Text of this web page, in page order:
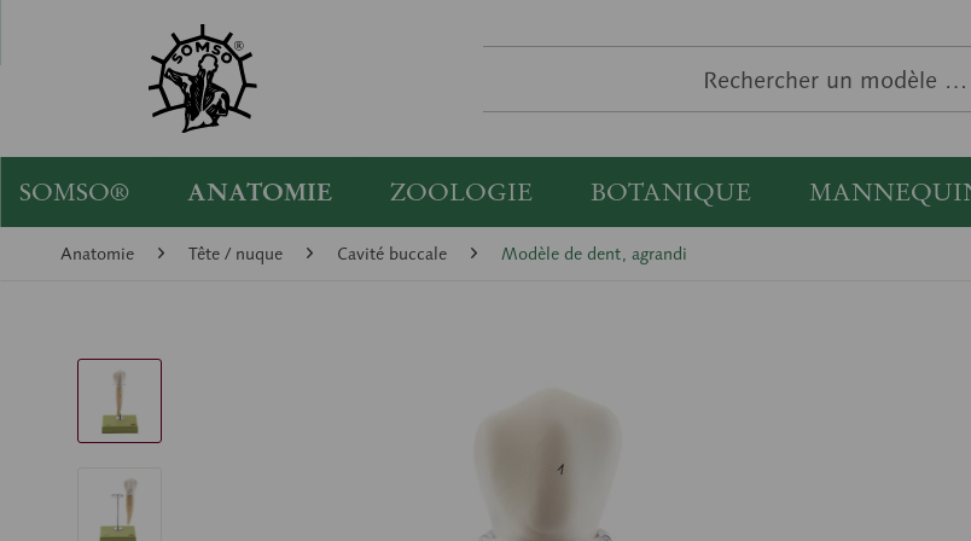
SOMSO® ANATOMIE ZOOLOGIE BOTANIQUE
Anatomie Tête / nuque Cavité buccale Modèle de dent, agrandi